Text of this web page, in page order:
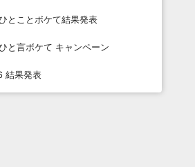
とことボケて結果発表
と言ボケて キャンペーン
結果発表